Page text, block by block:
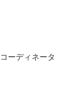
ーディネータ